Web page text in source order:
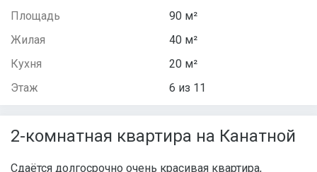
Площадь
90 м²
Жилая
40 м²
Кухня
20 м²
Этаж
6 из 11
2-комнатная квартира на Канатной
Сдаётся долгосрочно очень красивая квартира,